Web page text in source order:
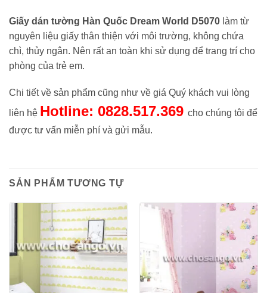
Giấy dán tường Hàn Quốc Dream World D5070 làm từ
nguyên liệu giấy thân thiện với môi trường, không chứa
chì, thủy ngân. Nên rất an toàn khi sử dụng để trang trí cho
phòng của trẻ em.
Chi tiết về sản phẩm cũng như về giá Quý khách vui lòng
liên hệ Hotline: 0828.517.369 cho chúng tôi để
được tư vấn miễn phí và gửi mẫu.
SẢN PHẨM TƯƠNG TỰ